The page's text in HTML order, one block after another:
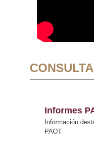
Informes
Información
PAOT